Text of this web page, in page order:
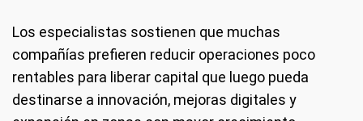
Los especialistas sostienen que muchas
compañías prefieren reducir operaciones poco
rentables para liberar capital que luego pueda
destinarse a innovación, mejoras digitales y